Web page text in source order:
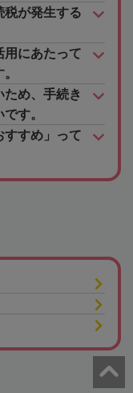
税が発生する
用にあたって
め、手続き
す。
すすめ」って